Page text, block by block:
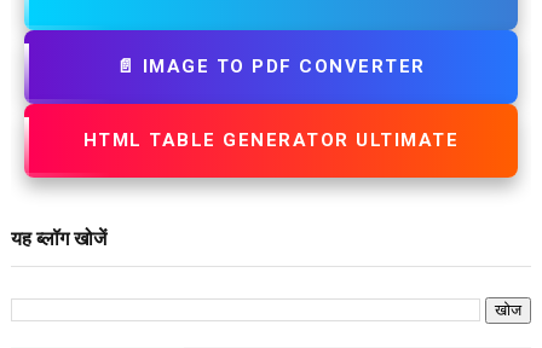
📄 IMAGE TO PDF CONVERTER
HTML TABLE GENERATOR ULTIMATE
यह ब्लॉग खोजें